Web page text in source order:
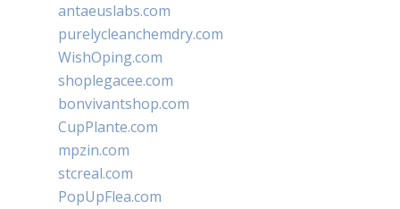
antaeuslabs.com
purelycleanchemdry.com
WishOping.com
shoplegacee.com
bonvivantshop.com
CupPlante.com
mpzin.com
stcreal.com
PopUpFlea.com